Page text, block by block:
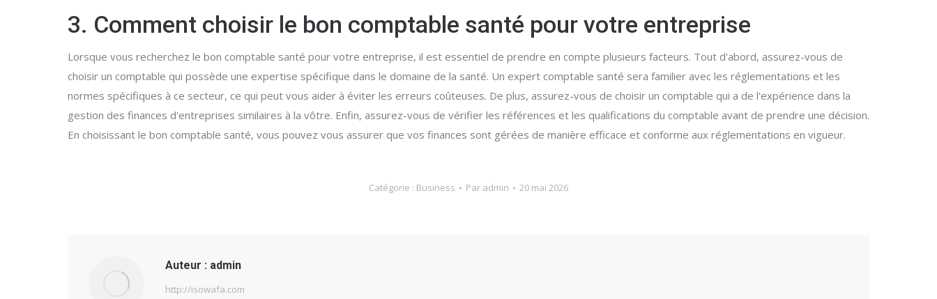
3. Comment choisir le bon comptable santé pour votre entreprise
Lorsque vous recherchez le bon comptable santé pour votre entreprise, il est essentiel de prendre en compte plusieurs facteurs. Tout d'abord, assurez-vous de
choisir un comptable qui possède une expertise spécifique dans le domaine de la santé. Un expert comptable santé sera familier avec les réglementations et les
normes spécifiques à ce secteur, ce qui peut vous aider à éviter les erreurs coûteuses. De plus, assurez-vous de choisir un comptable qui a de l'expérience dans la
gestion des finances d'entreprises similaires à la vôtre. Enfin, assurez-vous de vérifier les références et les qualifications du comptable avant de prendre une décision.
En choisissant le bon comptable santé, vous pouvez vous assurer que vos finances sont gérées de manière efficace et conforme aux réglementations en vigueur.
Catégorie : Business Par admin 20 mai 2026
Auteur : admin
http://isowafa.com